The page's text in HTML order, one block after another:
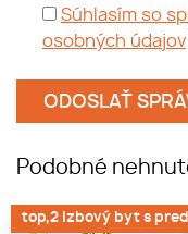
Súhlasím so
osobných údajov
Podobné
top,2 izbový byt s